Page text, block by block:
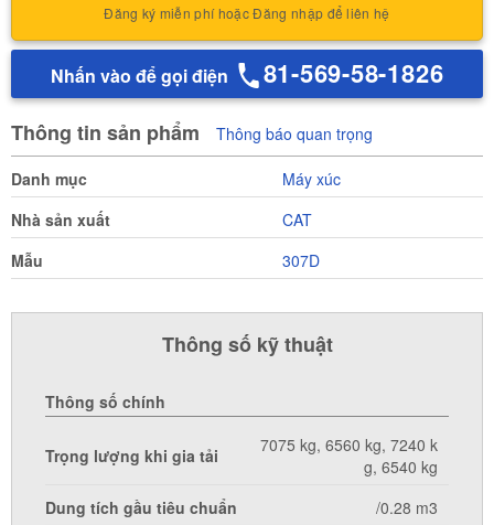
Đăng ký miễn phí hoặc Đăng nhập để liên hệ
Nhấn vào để gọi điện 81-569-58-1826
Thông tin sản phẩm Thông báo quan trọng
Danh mục
Máy xúc
Nhà sản xuất
CAT
Mẫu
307D
Thông số kỹ thuật
Thông số chính
Trọng lượng khi gia tải
7075 kg, 6560 kg, 7240 k
g, 6540 kg
Dung tích gầu tiêu chuẩn
/0.28 m3